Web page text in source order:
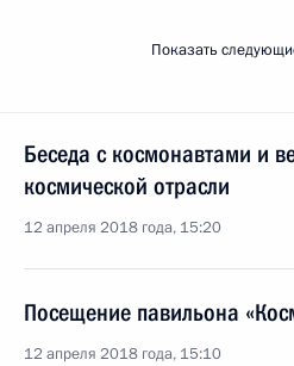
Показать
Беседа с космонавтами и
космической отрасли
12 апреля 2018 года, 15:20
Посещение павильона
12 апреля 2018 года, 15:10